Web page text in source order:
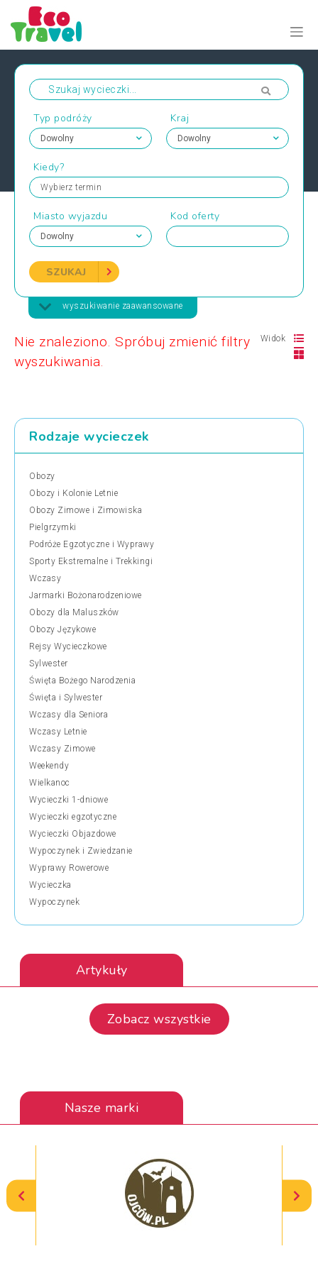
Typ podróży Kraj
Kiedy?
Wybierz termin
Miasto wyjazdu Kod oferty
SZUKAJ
wyszukiwanie zaawansowane
Nie znaleziono. Spróbuj zmienić filtry
wyszukiwania.
Widok
Rodzaje wycieczek
Obozy
Obozy i Kolonie Letnie
Obozy Zimowe i Zimowiska
Pielgrzymki
Podróże Egzotyczne i Wyprawy
Sporty Ekstremalne i Trekkingi
Wczasy
Jarmarki Bożonarodzeniowe
Obozy dla Maluszków
Obozy Językowe
Rejsy Wycieczkowe
Sylwester
Święta Bożego Narodzenia
Święta i Sylwester
Wczasy dla Seniora
Wczasy Letnie
Wczasy Zimowe
Weekendy
Wielkanoc
Wycieczki 1-dniowe
Wycieczki egzotyczne
Wycieczki Objazdowe
Wypoczynek i Zwiedzanie
Wyprawy Rowerowe
Wycieczka
Wypoczynek
Artykuły
Zobacz wszystkie
Nasze marki